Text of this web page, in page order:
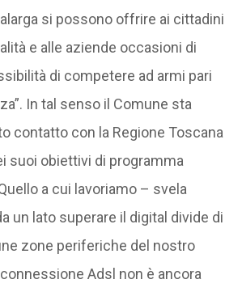
si possono offrire ai cittadini
e alle aziende occasioni di
di competere ad armi pari
In tal senso il Comune sta
contatto con la Regione Toscana
suoi obiettivi di programma
a cui lavoriamo – svela
un lato superare il digital divide di
zone periferiche del nostro
Adsl non è ancora